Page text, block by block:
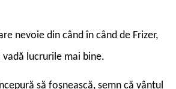
nevoie din când în când de Frizer,
vadă lucrurile mai bine.
să foșnească, semn că vântul